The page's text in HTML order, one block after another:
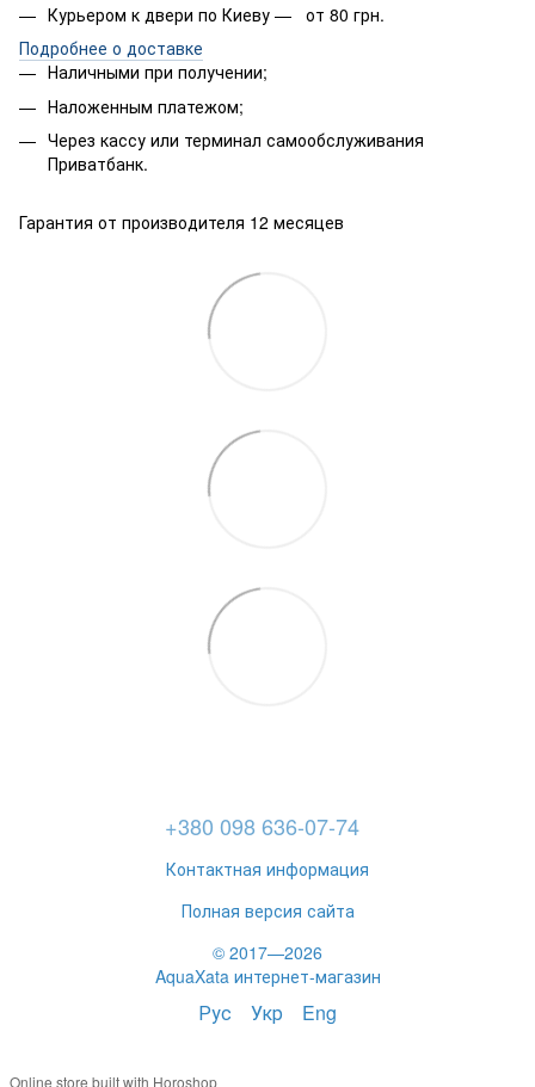
Курьером к двери по Киеву — от 80 грн.
Подробнее о доставке
Наличными при получении;
Наложенным платежом;
Через кассу или терминал самообслуживания
Приватбанк.
Гарантия от производителя 12 месяцев
+380 098 636-07-74
Контактная информация
Полная версия сайта
© 2017—2026
AquaXata интернет-магазин
Рус Укр Eng
Online store built with Horoshop